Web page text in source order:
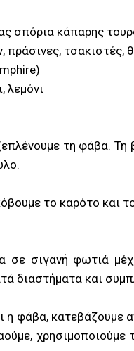
σπόρια κάπαρης
πράσινες, τσακιστές,
λεμόνι
τη φάβα.
το καρότο και
σε σιγανή φωτιά
διαστήματα και
η φάβα,